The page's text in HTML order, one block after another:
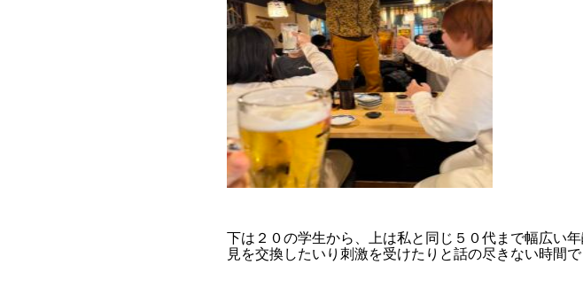
下は２０の学生から、上は私と同じ５０代まで幅広い
見を交換したいり刺激を受けたりと話の尽きない時間で